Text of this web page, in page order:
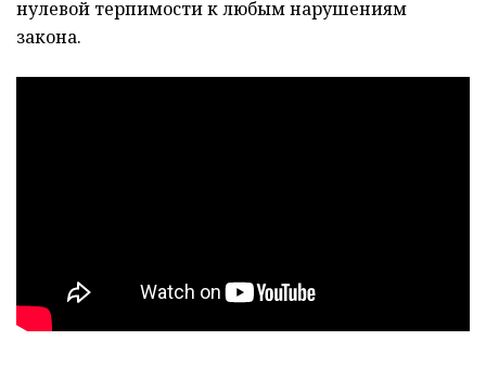
нулевой терпимости к любым нарушениям
закона.